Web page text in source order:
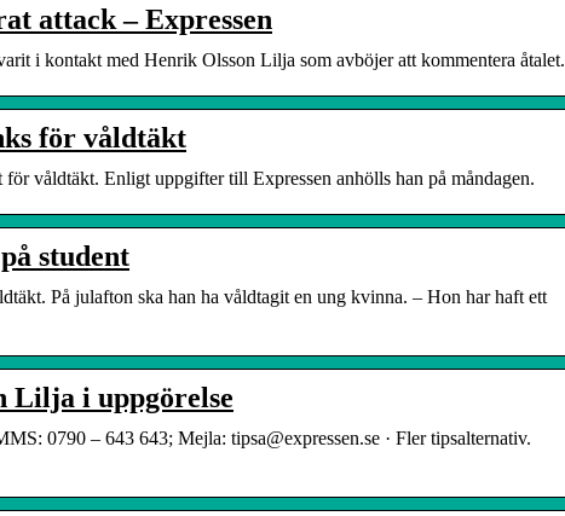
attack – Expressen
i kontakt med Henrik Olsson Lilja som avböjer att kommentera åtalet.
för våldtäkt
våldtäkt. Enligt uppgifter till Expressen anhölls han på måndagen.
student
På julafton ska han ha våldtagit en ung kvinna. – Hon har haft ett
Lilja i uppgörelse
0790 – 643 643; Mejla: tipsa@expressen.se · Fler tipsalternativ.